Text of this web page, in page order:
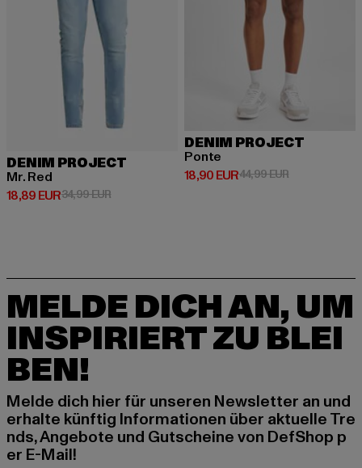
DENIM PROJECT
Mr. Red
18,89 EUR
Derzeitiger Preis: 18,89 EUR
34,99 EURAktionspreis: 34,99 EUR
DENIM PROJECT
Ponte
18,90 EUR
Derzeitiger Preis: 18,90 EUR
44,99 EURAktionspreis:
MELDE DICH AN, UM
INSPIRIERT ZU BLEI
BEN!
Melde dich hier für unseren Newsletter an und
erhalte künftig Informationen über aktuelle Tre
nds, Angebote und Gutscheine von DefShop p
er E-Mail!